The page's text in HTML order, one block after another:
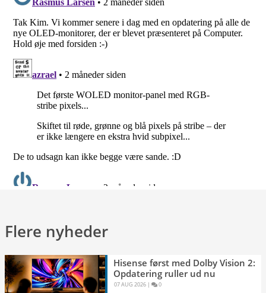
Flere nyheder
Hisense først med Dolby Vision 2:
Opdatering ruller ud nu
07 AUG 2026 | 0